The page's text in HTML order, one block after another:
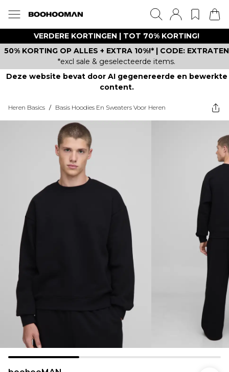
VERDERE KORTINGEN | TOT 70% KORTING!
50% KORTING OP ALLES + EXTRA 10%!* | CODE: EXTRATEN
*excl sale & geselecteerde items.
Deze website bevat door AI gegenereerde en bewerkte
content.
Heren Basics / Basis Hoodies En Sweaters Voor Heren